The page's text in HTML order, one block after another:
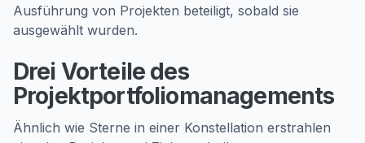
Ausführung von Projekten beteiligt, sobald sie
ausgewählt wurden.
Drei Vorteile des
Projektportfoliomanagements
Ähnlich wie Sterne in einer Konstellation erstrahlen